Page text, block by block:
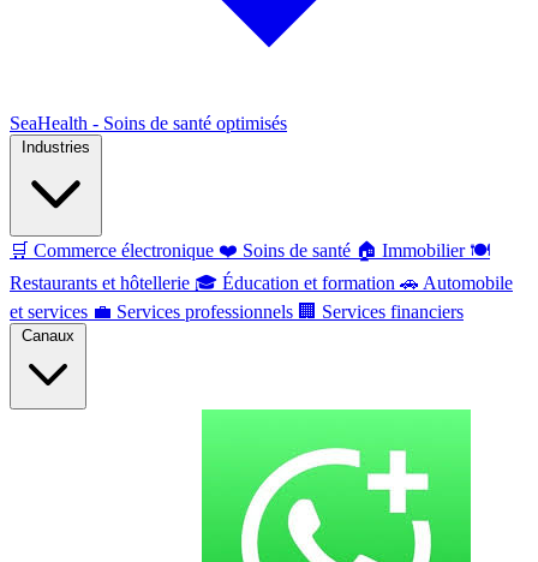
SeaHealth - Soins de santé optimisés
🛒 Commerce électronique ❤️ Soins de santé 🏠 Immobilier 🍽️
Restaurants et hôtellerie 🎓 Éducation et formation 🚗 Automobile
et services 💼 Services professionnels 🏢 Services financiers